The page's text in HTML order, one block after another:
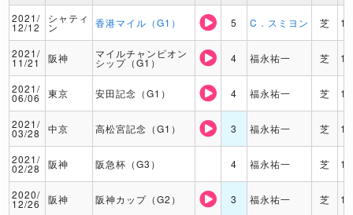
2021/
12/12
シャティ
ン 香港マイル（G1） 5 C．スミヨン 芝
2021/
11/21 阪神 マイルチャンピオン
シップ（G1） 4 福永祐一 芝
2021/
06/06 東京 安田記念（G1） 4 福永祐一 芝
2021/
03/28 中京 高松宮記念（G1） 3 福永祐一 芝
2021/
02/28 阪神 阪急杯（G3） 4 福永祐一 芝
2020/
12/26 阪神 阪神カップ（G2） 3 福永祐一 芝